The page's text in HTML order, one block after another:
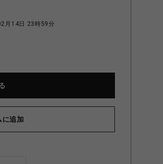
月14日 23時59分
に追加